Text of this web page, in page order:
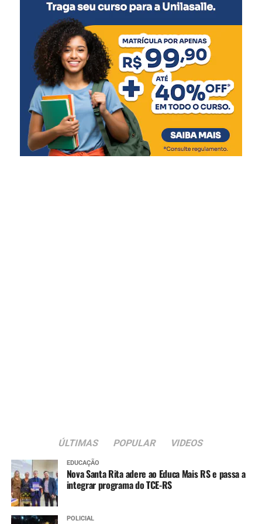
Entre os projetos contemplados, estão a recuperação do
dique da Niterói, com R$ 500 mil para contratação de
projetos, e a reestruturação dos diques do Rio Branco e
Matias Velho, com valores de R$ 62 milhões e R$ 34,2
milhões, respectivamente. As casas de bombas, que
tiveram seu funcionamento comprometido durante a
enchente, receberão R$ 78,7 milhões em obras
estruturais, eletromecânicas e de automação.
ÚLTIMAS POPULAR VIDEOS
EDUCAÇÃO
Nova Santa Rita adere ao Educa Mais RS e passa a
integrar programa do TCE-RS
POLICIAL